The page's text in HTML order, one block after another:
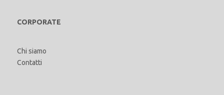
CORPORATE
Chi siamo
Contatti